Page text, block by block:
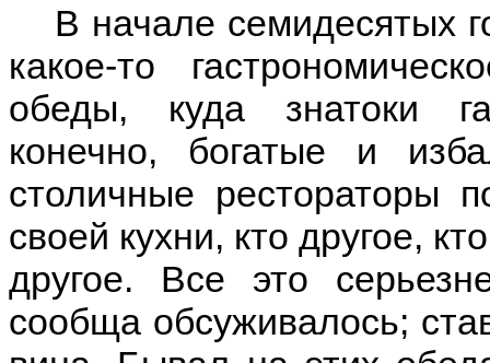
В начале семидесятых
какое-то
обеды, куда знатоки
конечно, богатые и
столичные рестораторы
своей кухни, кто другое,
другое. Все это
сообща обсуживалось;